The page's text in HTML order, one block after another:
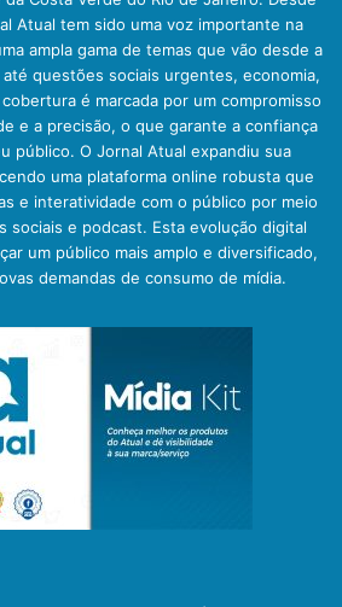
Atual tem sido uma voz importante na
ampla gama de temas que vão desde a
questões sociais urgentes, economia,
é marcada por um compromisso
e a precisão, o que garante a confiança
público. O Jornal Atual expandiu sua
uma plataforma online robusta que
e interatividade com o público por meio
sociais e podcast. Esta evolução digital
um público mais amplo e diversificado,
demandas de consumo de mídia.